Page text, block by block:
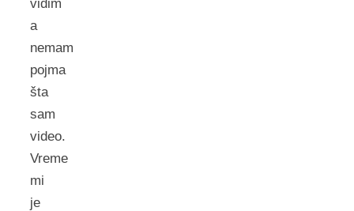
vidim
a
nemam
pojma
šta
sam
video.
Vreme
mi
je